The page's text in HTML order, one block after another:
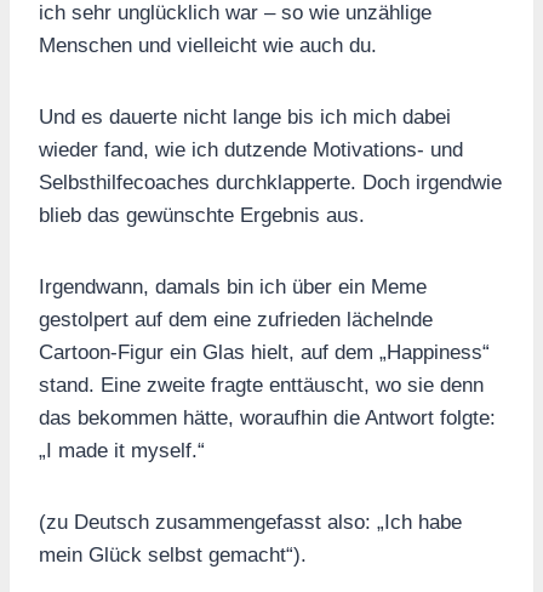
ich sehr unglücklich war – so wie unzählige
Menschen und vielleicht wie auch du.
Und es dauerte nicht lange bis ich mich dabei
wieder fand, wie ich dutzende Motivations- und
Selbsthilfecoaches durchklapperte. Doch irgendwie
blieb das gewünschte Ergebnis aus.
Irgendwann, damals bin ich über ein Meme
gestolpert auf dem eine zufrieden lächelnde
Cartoon-Figur ein Glas hielt, auf dem „Happiness“
stand. Eine zweite fragte enttäuscht, wo sie denn
das bekommen hätte, woraufhin die Antwort folgte:
„I made it myself.“
(zu Deutsch zusammengefasst also: „Ich habe
mein Glück selbst gemacht“).